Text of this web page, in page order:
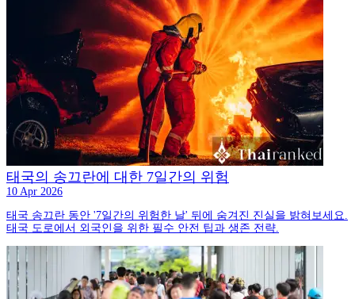
태국의 송끄란에 대한 7일간의 위험
10 Apr 2026
태국 송끄란 동안 '7일간의 위험한 날' 뒤에 숨겨진 진실을 밝혀보세요.
태국 도로에서 외국인을 위한 필수 안전 팁과 생존 전략.